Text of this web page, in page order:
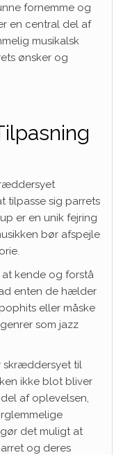
fornemme og
en central del af
musikalsk
ønsker og
tilpasse sig parrets
er en unik fejring
bør afspejle
at kende og forstå
enten de hælder
eller måske
som jazz
skræddersyet til
ikke blot bliver
af oplevelsen,
det muligt at
og deres